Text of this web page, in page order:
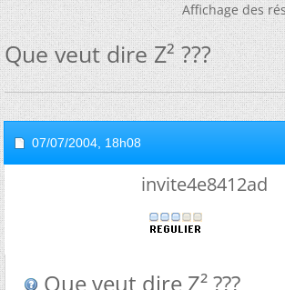
Affichage des
Que veut dire Z² ???
07/07/2004, 18h08
invite4e8412ad
Que veut dire Z² ???